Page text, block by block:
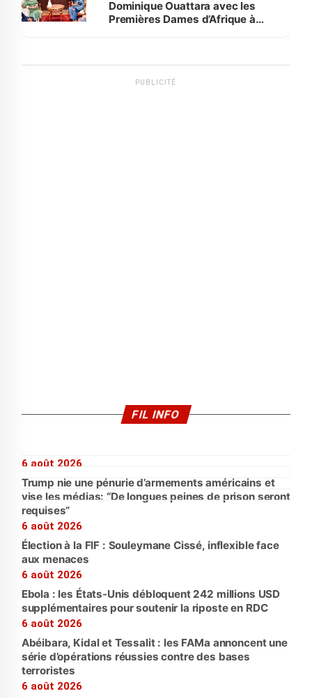
Dominique Ouattara avec les
Premières Dames d’Afrique à
PUBLICITÉ
FIL INFO
6 août 2026
Trump nie une pénurie d’armements américains et
vise les médias: “De longues peines de prison seront
requises”
6 août 2026
Élection à la FIF : Souleymane Cissé, inflexible face
aux menaces
6 août 2026
Ebola : les États-Unis débloquent 242 millions USD
supplémentaires pour soutenir la riposte en RDC
6 août 2026
Abéibara, Kidal et Tessalit : les FAMa annoncent une
série d’opérations réussies contre des bases
terroristes
6 août 2026